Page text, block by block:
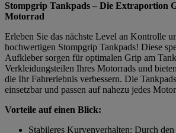
Stompgrip Tankpads – Die Extraportion
Motorrad
Erleben Sie das nächste Level an Kontrolle
hochwertigen Stompgrip Tankpads! Diese
Aufkleber sorgen für optimalen Grip am
Verkleidungsteilen Ihres Motorrads und
die Ihr Fahrerlebnis verbessern. Die
einsetzbar und passen auf nahezu jedes
Vorteile auf einen Blick:
Stabileres Kurvenverhalten: Durch